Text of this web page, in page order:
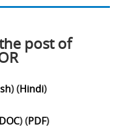
post of
) (Hindi)
DOC) (PDF)